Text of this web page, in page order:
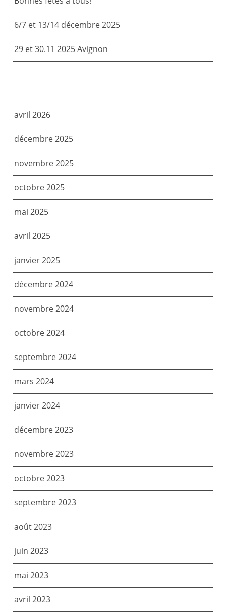
6/7 et 13/14 décembre 2025
29 et 30.11 2025 Avignon
avril 2026
décembre 2025
novembre 2025
octobre 2025
mai 2025
avril 2025
janvier 2025
décembre 2024
novembre 2024
octobre 2024
septembre 2024
mars 2024
janvier 2024
décembre 2023
novembre 2023
octobre 2023
septembre 2023
août 2023
juin 2023
mai 2023
avril 2023